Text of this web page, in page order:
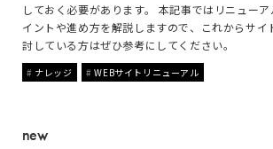
しておく必要があります。 本記事ではリニュー
イントや進め方を解説しますので、これからサイ
討している方はぜひ参考にしてください。
ナレッジ WEBサイトリニューアル
new